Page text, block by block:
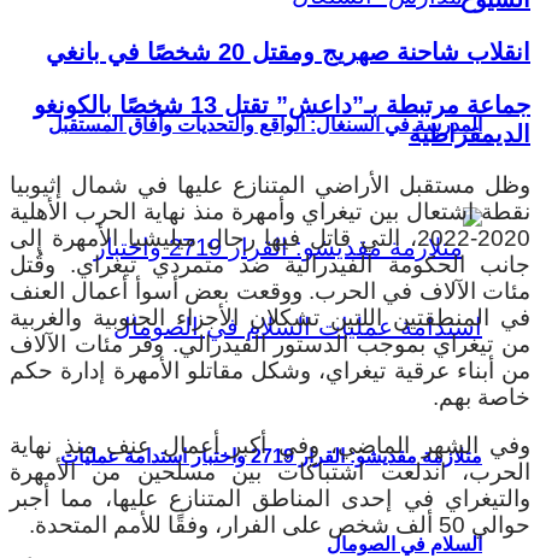
المدرسة في السنغال: الواقع والتحديات وآفاق المستقبل
متلازمة مقديشو: القرار 2719 واختبار استدامة عمليات
السلام في الصومال
انقلاب شاحنة صهريج ومقتل 20 شخصًا في بانغي
جماعة مرتبطة بـ”داعش” تقتل 13 شخصًا بالكونغو
الديمقراطية
وظل مستقبل الأراضي المتنازع عليها في شمال إثيوبيا
نقطة اشتعال بين تيغراي وأمهرة منذ نهاية الحرب الأهلية
2020-2022، التي قاتل فيها رجال ميليشيا الأمهرة إلى
جانب الحكومة الفيدرالية ضد متمردي تيغراي. وقُتل
مئات الآلاف في الحرب. ووقعت بعض أسوأ أعمال العنف
في المنطقتين اللتين تشكلان الأجزاء الجنوبية والغربية
من تيغراي بموجب الدستور الفيدرالي. وفر مئات الآلاف
من أبناء عرقية تيغراي، وشكل مقاتلو الأمهرة إدارة حكم
خاصة بهم.
وفي الشهر الماضي، وفي أكبر أعمال عنف منذ نهاية
الحرب، اندلعت اشتباكات بين مسلحين من الأمهرة
والتيغراي في إحدى المناطق المتنازع عليها، مما أجبر
حوالي 50 ألف شخص على الفرار، وفقًا للأمم المتحدة.